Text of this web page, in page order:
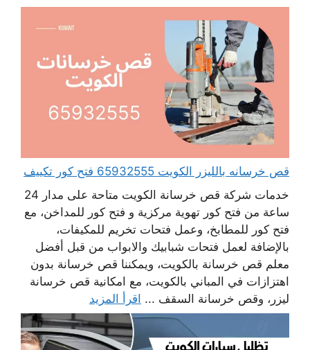
قص خرسانه بالليزر الكويت 65932555 فتح كور تكييف
خدمات شركة قص خرسانة الكويت متاحة على مدار 24
ساعة من فتح كور تهوية مركزية و فتح كور للمداخن، مع
فتح كور للمطابخ، وعمل فتحات تخريم للمكيفات،
بالإضافة لعمل فتحات شبابيك والابواب من قبل أفضل
معلم قص خرسانة بالكويت، ويمكننا قص خرسانة بدون
اهتزازات في المباني بالكويت، مع امكانية قص خرسانة
ليزر، وقص خرسانة السقف ... اقرأ المزيد